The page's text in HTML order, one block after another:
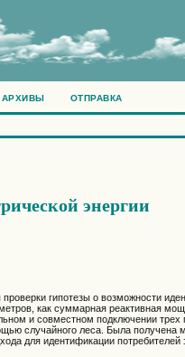
АРХИВЫ ОТПРАВКА
энергии
гипотезы о возможности
как суммарная реактивная
и совместном подключении трех
случайного леса. Была получена
для идентификации потребителей